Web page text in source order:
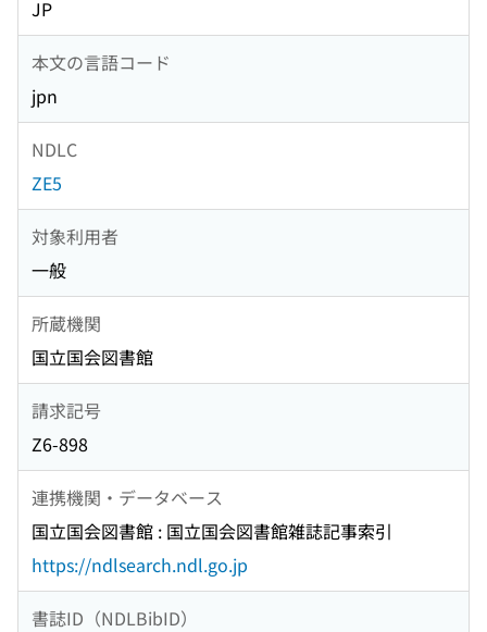
JP
本文の言語コード
jpn
NDLC
ZE5
対象利用者
一般
所蔵機関
国立国会図書館
請求記号
Z6-898
連携機関・データベース
国立国会図書館 : 国立国会図書館雑誌記事索引
https://ndlsearch.ndl.go.jp
書誌ID（NDLBibID）